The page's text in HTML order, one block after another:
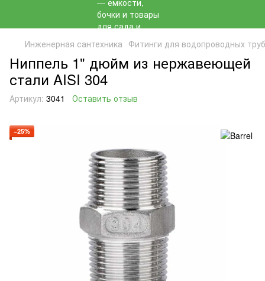
Инженерная сантехника Фитинги для водопроводных труб
Ниппель 1" дюйм из нержавеющей
стали AISI 304
Артикул: 3041 Оставить отзыв
−25%